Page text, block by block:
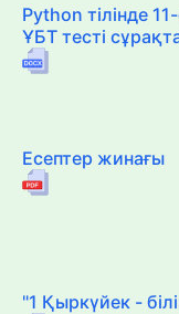
Python тілінде
ҰБТ тесті
Есептер жинағы
"1 Қыркүйек -